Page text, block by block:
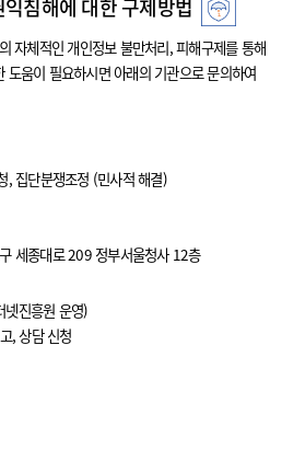
침해에 대한 구제방법
자체적인 개인정보 불만처리, 피해구제를 통해
도움이 필요하시면 아래의 기관으로 문의하여
, 집단분쟁조정 (민사적 해결)
세종대로 209 정부서울청사 12층
넷진흥원 운영)
, 상담 신청